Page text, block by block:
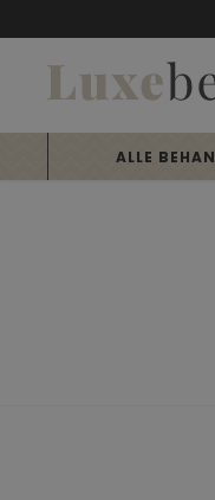
ALLE